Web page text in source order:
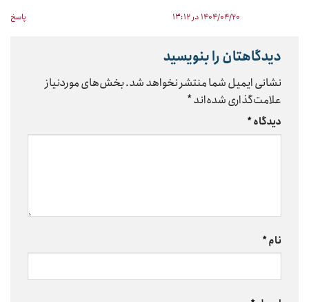
۱۴۰۴/۰۴/۲۰ در ۱۳:۱۲ پاسخ
دیدگاهتان را بنویسید
نشانی ایمیل شما منتشر نخواهد شد.بخش‌های موردنیاز
علامت‌گذاری شده‌اند*
دیدگاه*
نام*